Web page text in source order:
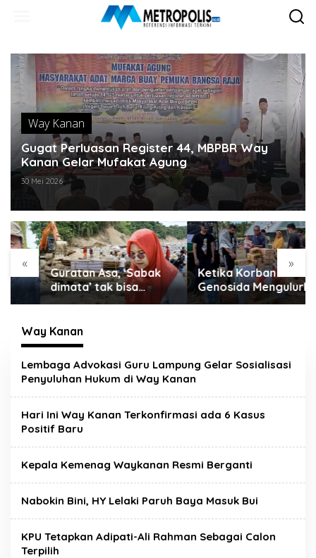
Way Kanan
Gugat Perluasan Register 44, MBPBR Way
Kanan Gelar Mufakat Agung
30 Mei 2026
« »
Guratan Asa, ‘Sabak
dimata’ tak bisa
disembunyikan..
Ketika Korban
Genosida Mengulurkan
Tangan untuk Aceh
Way Kanan
Lembaga Advokasi Guru Lampung Gelar Sosialisasi
Penyuluhan Hukum di Way Kanan
Hari Ini Way Kanan Terkonfirmasi ada 6 Kasus
Positif Baru
Kepala Kemenag Waykanan Resmi Berganti
Nabokin Bini, HY Lelaki Paruh Baya Masuk Bui
KPU Tetapkan Adipati-Ali Rahman Sebagai Calon
Terpilih